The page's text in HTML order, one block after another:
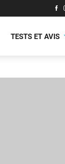
TESTS ET AVIS